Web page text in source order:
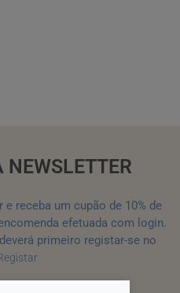
NEWSLETTER
receba um cupão de 10% de
efetuada com login.
primeiro registar-se no